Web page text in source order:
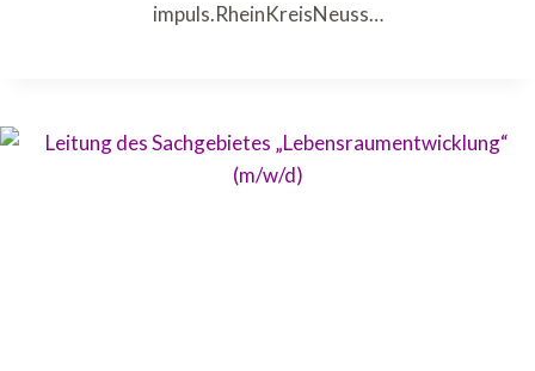
impuls.RheinKreisNeuss…